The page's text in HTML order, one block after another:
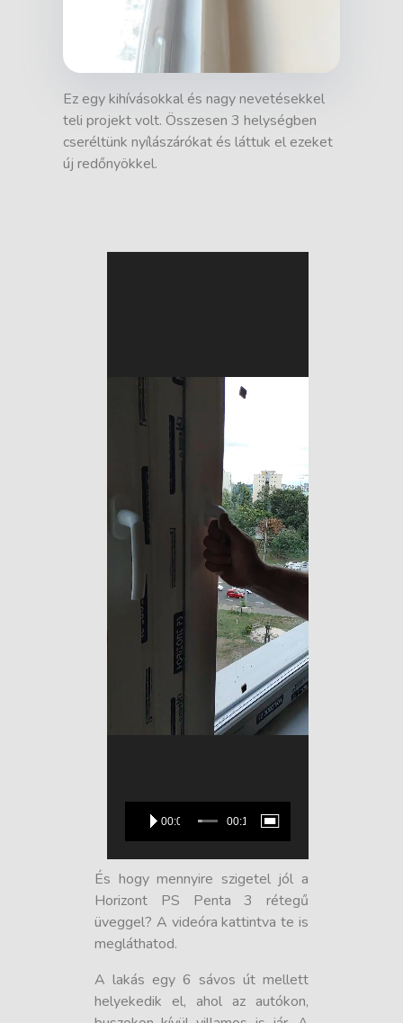
Ez egy kihívásokkal és nagy nevetésekkel
teli projekt volt. Összesen 3 helységben
cseréltünk nyílászárókat és láttuk el ezeket
új redőnyökkel.
00:00 00:10
És hogy mennyire szigetel jól a
Horizont PS Penta 3 rétegű
üveggel? A videóra kattintva te is
megláthatod.
A lakás egy 6 sávos út mellett
helyekedik el, ahol az autókon,